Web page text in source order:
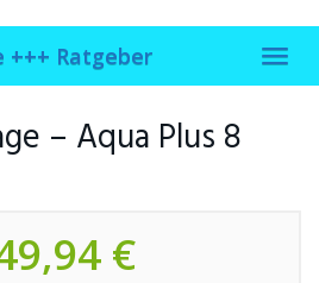
Ratgeber
– Aqua Plus 8
€